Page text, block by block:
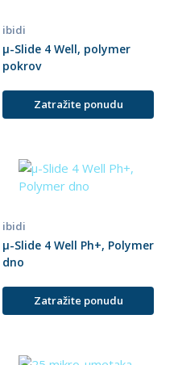
ibidi
µ-Slide 4 Well, polymer
pokrov
Zatražite ponudu
ibidi
µ-Slide 4 Well Ph+, Polymer
dno
Zatražite ponudu